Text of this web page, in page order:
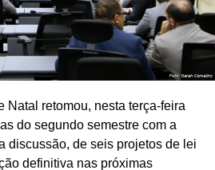
Natal retomou, nesta terça-feira
do segundo semestre com a
discussão, de seis projetos de lei
definitiva nas próximas